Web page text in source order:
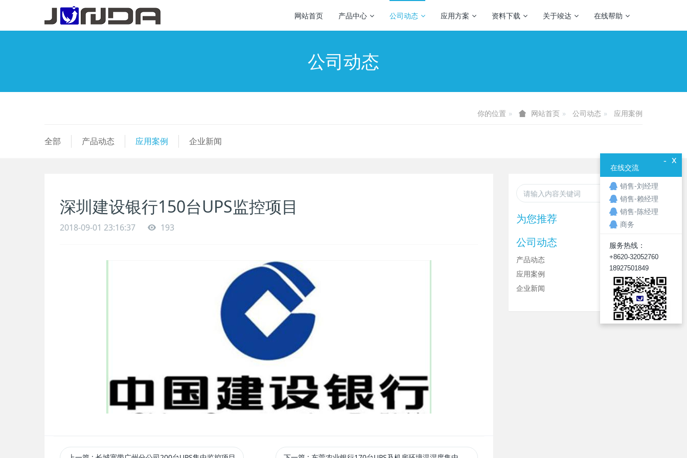
网站首页 产品中心 公司动态 应用方案 资料下载 关于竣达 在线帮助
公司动态
你的位置 网站首页 公司动态 应用案例
全部 产品动态 应用案例 企业新闻
深圳建设银行150台UPS监控项目
2018-09-01 23:16:37 193
为您推荐
公司动态
产品动态
应用案例
企业新闻
x
-
在线交流
销售-刘经理
销售-赖经理
销售-陈经理
商务
服务热线：
+8620-32052760
18927501849